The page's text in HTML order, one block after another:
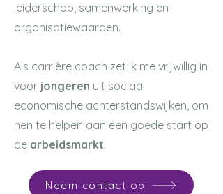
leiderschap, samenwerking en
organisatiewaarden.
Als carrière coach zet ik me vrijwillig in
voor jongeren uit sociaal
economische achterstandswijken, om
hen te helpen aan een goede start op
de arbeidsmarkt.
Neem contact op